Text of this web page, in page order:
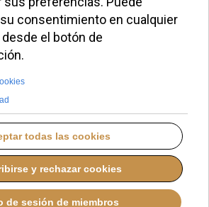
13:16